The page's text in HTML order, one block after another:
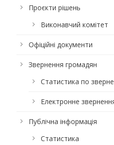
Проєкти рішень
Виконавчий комітет
Офіційні документи
Звернення громадян
Статистика по
Електронне
Публічна інформація
Статистика